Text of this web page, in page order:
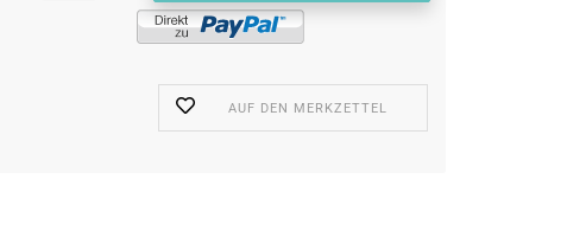
AUF DEN MERKZETTEL